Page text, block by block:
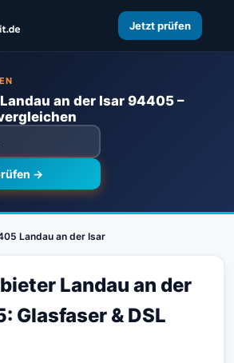
Jetzt prüfen
an der Isar 94405 –
→
Landau an der Isar
Landau an der
Glasfaser & DSL